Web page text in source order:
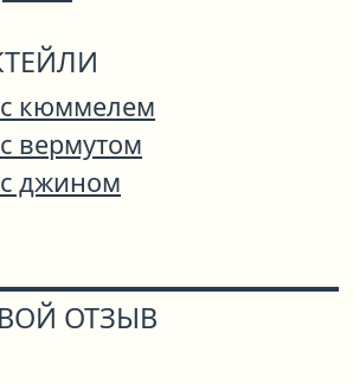
кюммелем
вермутом
джином
ОТЗЫВ